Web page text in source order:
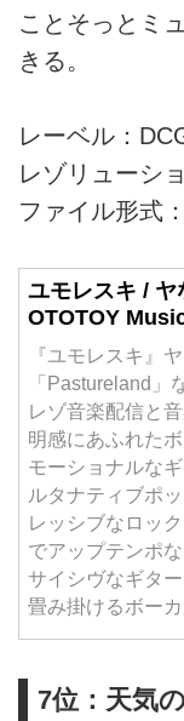
ことそっとミ
きる。
レーベル：
レゾリューシ
ファイル形式
ユモレスキ /
OTOTOY
『ユモレスキ』
「Pastureland」
レゾ音楽配信と
明感にあふれた
モーショナルな
ルタナティブポ
レッシブなロッ
でアップテンポ
サイシヴなギタ
畳み掛けるボー
7位：天気